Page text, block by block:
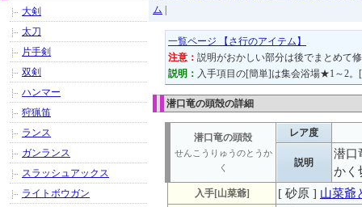
ム
一覧ページ 【さ行のアイテム】
注意： 説明がおかしい部分は後でまとめて
説明： 入手項目の[簡単]は集会浴場★1～2
潜口竜の頭殻の詳細
潜口竜の頭殻
せんこうりゅうのとうか
く
レア度
説明
潜口
かく
入手[山菜爺] [ 砂原 ] 山菜爺
大剣
太刀
片手剣
双剣
ハンマー
狩猟笛
ランス
ガンランス
スラッシュアックス
ライトボウガン